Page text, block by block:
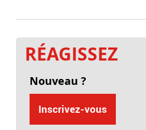
RÉAGISSEZ
Nouveau ?
Inscrivez-vous